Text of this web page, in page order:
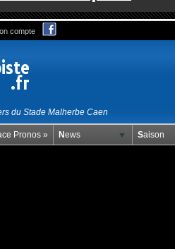
compte
du Stade Malherbe Caen
Pronos » News Saison